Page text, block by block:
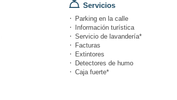
Servicios
Parking en la calle
Información turística
Servicio de lavandería*
Facturas
Extintores
Detectores de humo
Caja fuerte*